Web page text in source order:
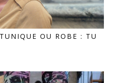
OU ROBE : TU